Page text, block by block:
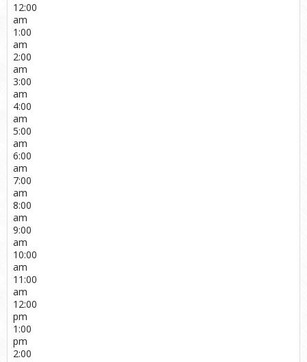
12:00
am
1:00
am
2:00
am
3:00
am
4:00
am
5:00
am
6:00
am
7:00
am
8:00
am
9:00
am
10:00
am
11:00
am
12:00
pm
1:00
pm
2:00